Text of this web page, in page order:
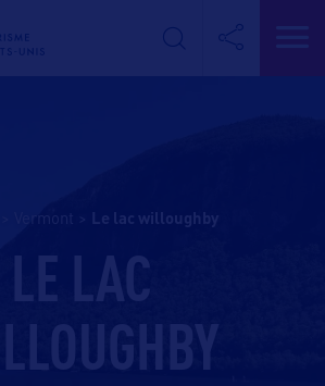
le lac willoughby
LE LAC